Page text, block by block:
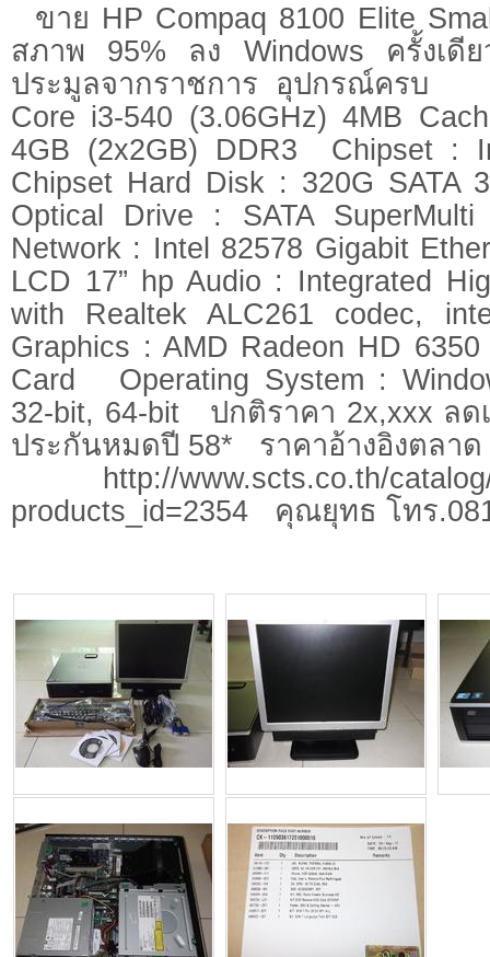
ขาย HP Compaq 8100 Elite
สภาพ 95% ลง Windows ครั้งเดี
ประมูลจากราชการ อุปกรณ์ครบ
Core i3-540 (3.06GHz) 4MB
4GB (2x2GB) DDR3 Chipset :
Chipset Hard Disk : 320G SATA
Optical Drive : SATA SuperMulti
Network : Intel 82578 Gigabit
LCD 17” hp Audio : Integrated
with Realtek ALC261 codec,
Graphics : AMD Radeon HD
Card Operating System :
32-bit, 64-bit ปกติราคา 2x,xxx ล
ประกันหมดปี 58* ราคาอ้างอิงตลา
http://www.scts.co.th/catalog/
products_id=2354 คุณยุทธ โทร